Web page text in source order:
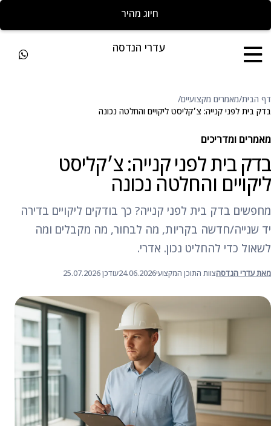
חייגו להצעת מחיר מהירה
עדרי הנדסה
דף הבית/מאמרים מקצועיים/
בדק בית לפני קנייה: צ׳קליסט ליקויים והחלטה נכונה
מאמרים ומדריכים
בדק בית לפני קנייה: צ׳קליסט
ליקויים והחלטה נכונה
מחפשים בדק בית לפני קנייה? כך בודקים ליקויים בדירה
יד שנייה/חדשה בקריות, מה לבחור, מה מקבלים ומה
לשאול כדי להחליט נכון. אדרי.
מאת עדרי הנדסהצוות התוכן המקצועי24.06.2026עודכן 25.07.2026